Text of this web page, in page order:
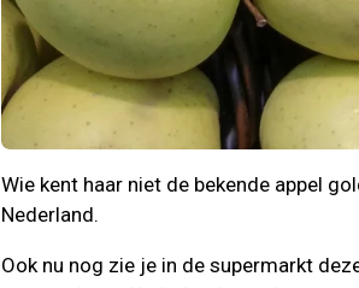
Wie kent haar niet de bekende appel
Nederland.
Ook nu nog zie je in de supermarkt